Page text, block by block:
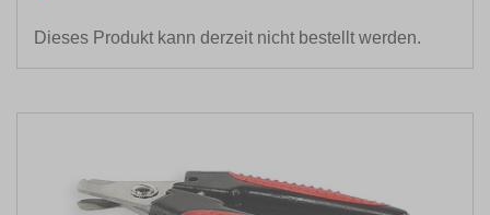
Dieses Produkt kann derzeit nicht bestellt werden.